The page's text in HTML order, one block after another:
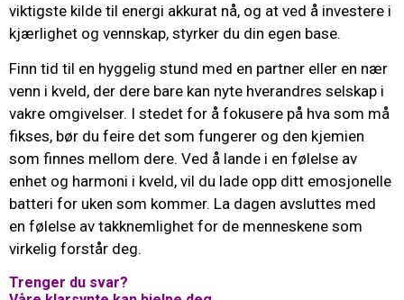
viktigste kilde til energi akkurat nå, og at ved å investere i
kjærlighet og vennskap, styrker du din egen base.
Finn tid til en hyggelig stund med en partner eller en nær
venn i kveld, der dere bare kan nyte hverandres selskap i
vakre omgivelser. I stedet for å fokusere på hva som må
fikses, bør du feire det som fungerer og den kjemien
som finnes mellom dere. Ved å lande i en følelse av
enhet og harmoni i kveld, vil du lade opp ditt emosjonelle
batteri for uken som kommer. La dagen avsluttes med
en følelse av takknemlighet for de menneskene som
virkelig forstår deg.
Trenger du svar?